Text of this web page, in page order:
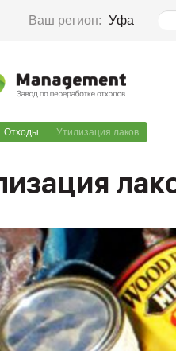
Ваш регион: Уфа
Отходы Утилизация лаков